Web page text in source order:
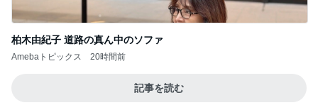
柏木由紀子 道路の真ん中のソファ
Amebaトピックス 20時間前
記事を読む